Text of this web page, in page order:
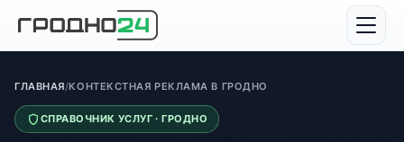
ГЛАВНАЯ/КОНТЕКСТНАЯ РЕКЛАМА В ГРОДНО
СПРАВОЧНИК УСЛУГ · ГРОДНО